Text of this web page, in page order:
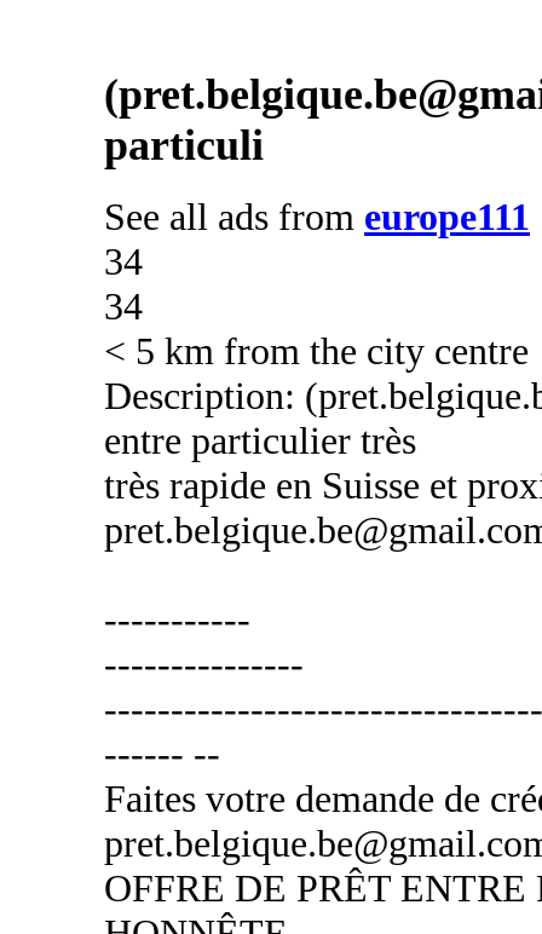
particuli
See all ads from europe111
34
34
< 5 km from the city centre
Description:
entre particulier très
très rapide en Suisse et
-----------
---------------
------ --
Faites votre demande de
OFFRE DE PRÊT